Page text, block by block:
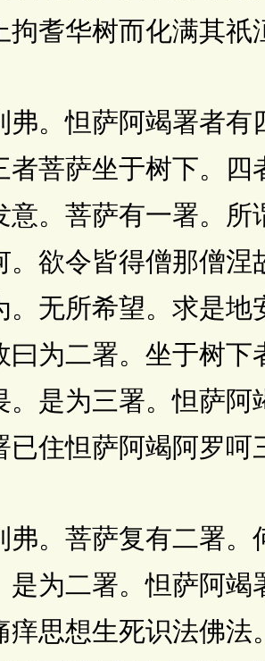
耆华树而化满其祇
怛萨阿竭署者有
者菩萨坐于树下。
意。菩萨有一署。
欲令皆得僧那僧涅
。无所希望。求是
为二署。坐于树下
。是为三署。怛萨
住怛萨阿竭阿罗呵
菩萨复有二署。
是为二署。怛萨阿竭
痒思想生死识法佛